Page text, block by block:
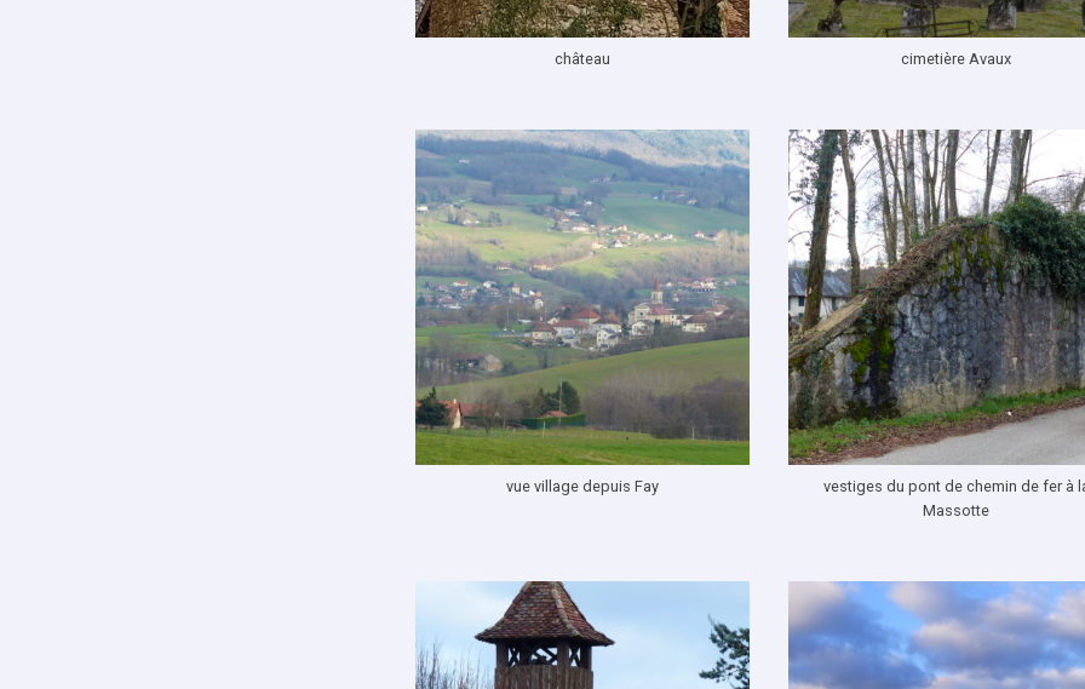
château cimetière Avaux
vue village depuis Fay
vestiges du pont de chemin de fer à
Massotte